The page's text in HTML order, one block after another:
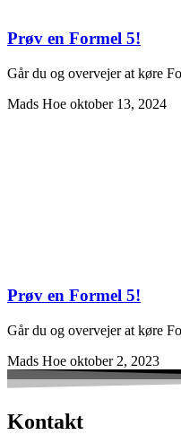
Prøv en Formel 5!
Går du og overvejer at køre
Mads Hoe oktober 13, 2024
Prøv en Formel 5!
Går du og overvejer at køre
Mads Hoe oktober 2, 2023
Kontakt